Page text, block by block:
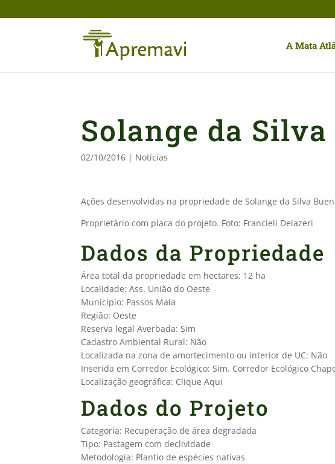
A Mata
Solange da Silva
02/10/2016 | Notícias
Ações desenvolvidas na propriedade de Solange da Silva
Proprietário com placa do projeto. Foto: Francieli Delazeri
Dados da Propriedade
Área total da propriedade em hectares: 12 ha
Localidade: Ass. União do Oeste
Município: Passos Maia
Região: Oeste
Reserva legal Averbada: Sim
Cadastro Ambiental Rural: Não
Localizada na zona de amortecimento ou interior de UC: Não
Inserida em Corredor Ecológico: Sim. Corredor Ecológico
Localização geográfica: Clique Aqui
Dados do Projeto
Categoria: Recuperação de área degradada
Tipo: Pastagem com declividade
Metodologia: Plantio de espécies nativas